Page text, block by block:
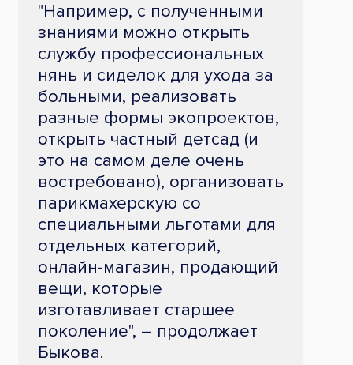
"Например, с полученными
знаниями можно открыть
службу профессиональных
нянь и сиделок для ухода за
больными, реализовать
разные формы экопроектов,
открыть частный детсад (и
это на самом деле очень
востребовано), организовать
парикмахерскую со
специальными льготами для
отдельных категорий,
онлайн-магазин, продающий
вещи, которые
изготавливает старшее
поколение", – продолжает
Быкова.